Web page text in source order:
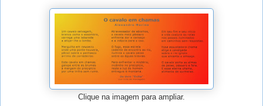
Clique na imagem para ampliar.